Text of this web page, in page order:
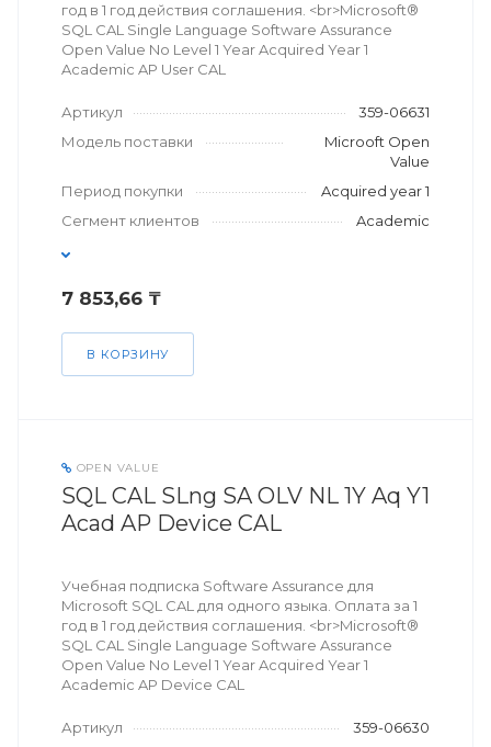
год в 1 год действия соглашения. <br>Microsoft®
SQL CAL Single Language Software Assurance
Open Value No Level 1 Year Acquired Year 1
Academic AP User CAL
Артикул
359-06631
Модель поставки
Microoft Open
Value
Период покупки
Acquired year 1
Сегмент клиентов
Academic
7 853,66 ₸
В КОРЗИНУ
OPEN VALUE
SQL CAL SLng SA OLV NL 1Y Aq Y1
Acad AP Device CAL
Учебная подписка Software Assurance для
Microsoft SQL CAL для одного языка. Оплата за 1
год в 1 год действия соглашения. <br>Microsoft®
SQL CAL Single Language Software Assurance
Open Value No Level 1 Year Acquired Year 1
Academic AP Device CAL
Артикул
359-06630